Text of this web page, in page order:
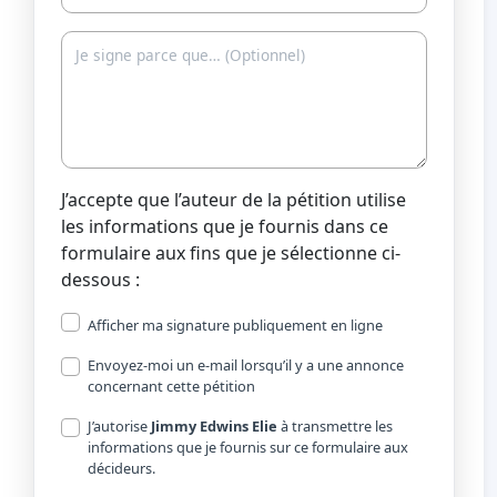
J’accepte que l’auteur de la pétition utilise
les informations que je fournis dans ce
formulaire aux fins que je sélectionne ci-
dessous :
Afficher ma signature publiquement en ligne
Envoyez-moi un e-mail lorsqu’il y a une annonce
concernant cette pétition
J’autorise Jimmy Edwins Elie à transmettre les
informations que je fournis sur ce formulaire aux
décideurs.